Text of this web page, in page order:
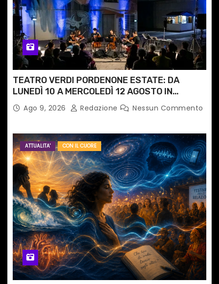
TEATRO VERDI PORDENONE ESTATE: DA
LUNEDÌ 10 A MERCOLEDÌ 12 AGOSTO IN
PIAZZETTA PESCHERIA TORNANO LE MUSIC
NIGHTS
Ago 9, 2026 Redazione Nessun Commento
ATTUALITA' CON IL CUORE